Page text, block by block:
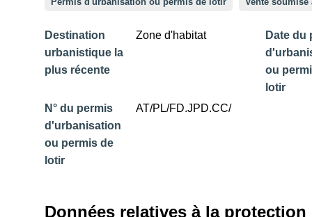
Destination
urbanistique la
plus récente
Zone d'habitat
Date du
ou
lotir
N° du permis
d'urbanisation
ou permis de
lotir
AT/PL/FD.JPD.CC/
Données relatives à la